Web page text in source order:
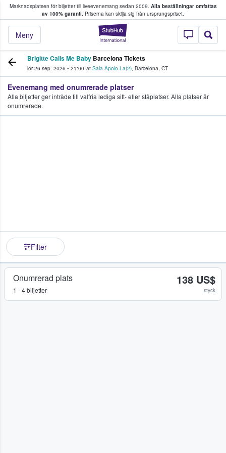
Marknadsplatsen för biljetter till liveevenemang sedan 2009. Alla beställningar omfattas
av 100% garanti. Priserna kan skilja sig från ursprungspriset.
StubHub – där
Meny
köper och säljer biljetter.
Brigitte Calls Me Baby Barcelona Tickets
lör 26 sep. 2026 • 21:00 at Sala Apolo La(2), Barcelona, CT
Evenemang med onumrerade platser
Alla biljetter ger inträde till valfria lediga sitt- eller ståplatser. Alla platser är
onumrerade.
Filter
Onumrerad plats
1 - 4 biljetter
138 US$
styck